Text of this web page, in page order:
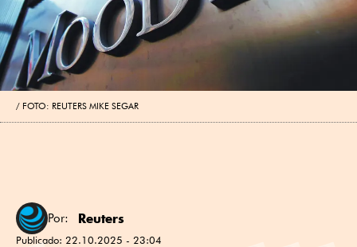
FOTO: REUTERS MIKE SEGAR
Por: Reuters
Publicado: 22.10.2025 - 23:04